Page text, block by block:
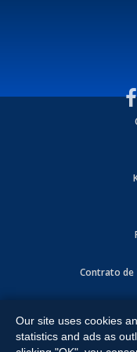
Contrato de
Expressway, Weslaco,
All Rights Reserved.
Our site uses cookies
statistics and ads as